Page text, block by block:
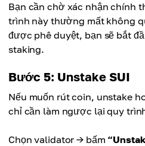
Bạn cần chờ xác nhận chính
trình này thường mất không
được phê duyệt, bạn sẽ bắt
staking.
Bước 5: Unstake SUI
Nếu muốn rút coin, unstake
chỉ cần làm ngược lại quy
Chọn validator → bấm